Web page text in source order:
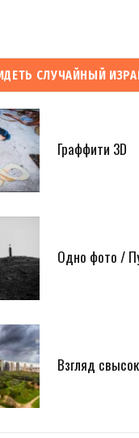
СЛУЧАЙНЫЙ
Граффити 3D
Одно фото /
Взгляд